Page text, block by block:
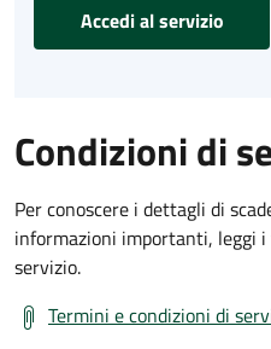
Accedi al servizio
Condizioni di
Per conoscere i dettagli di
informazioni importanti, leggi
servizio.
Termini e condizioni di